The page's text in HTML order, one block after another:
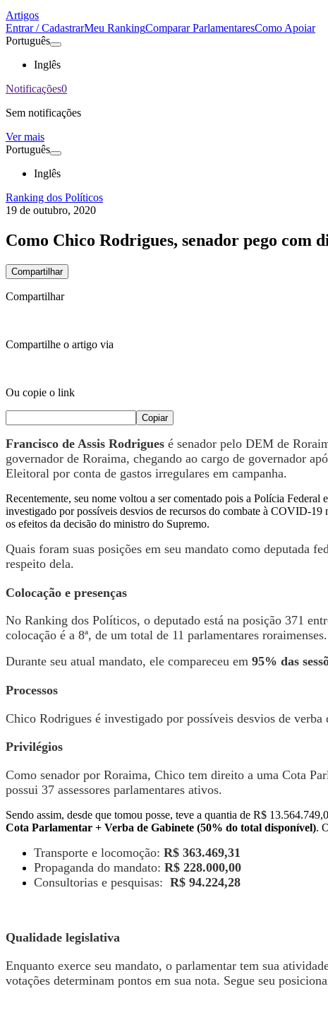
Artigos
Entrar / CadastrarMeu RankingComparar ParlamentaresComo Apoiar
Português
Inglês
Notificações0
Sem notificações
Ver mais
Português
Inglês
Ranking dos Políticos
19 de outubro, 2020
Como Chico Rodrigues, senador pego com
Compartilhar
Compartilhar
Compartilhe o artigo via
Ou copie o link
Copiar
Francisco de Assis Rodrigues é senador pelo DEM de
governador de Roraima, chegando ao cargo de governador
Eleitoral por conta de gastos irregulares em campanha.
Recentemente, seu nome voltou a ser comentado pois a Polícia Federal
investigado por possíveis desvios de recursos do combate à COVID-
os efeitos da decisão do ministro do Supremo.
Quais foram suas posições em seu mandato como deputada
respeito dela.
Colocação e presenças
No Ranking dos Políticos, o deputado está na posição 371
colocação é a 8ª, de um total de 11 parlamentares roraimenses.
Durante seu atual mandato, ele compareceu em 95% das
Processos
Chico Rodrigues é investigado por possíveis desvios de
Privilégios
Como senador por Roraima, Chico tem direito a uma Cota
possui 37 assessores parlamentares ativos.
Sendo assim, desde que tomou posse, teve a quantia de R$
Cota Parlamentar + Verba de Gabinete (50% do total disponível).
Transporte e locomoção: R$ 363.469,31
Propaganda do mandato: R$ 228.000,00
Consultorias e pesquisas: R$ 94.224,28
Qualidade legislativa
Enquanto exerce seu mandato, o parlamentar tem sua
votações determinam pontos em sua nota. Segue seu